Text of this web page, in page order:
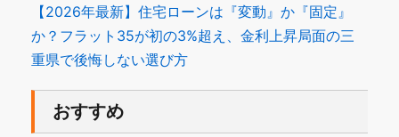
【2026年最新】住宅ローンは『変動』か『固定』
か？フラット35が初の3%超え、金利上昇局面の三
重県で後悔しない選び方
おすすめ